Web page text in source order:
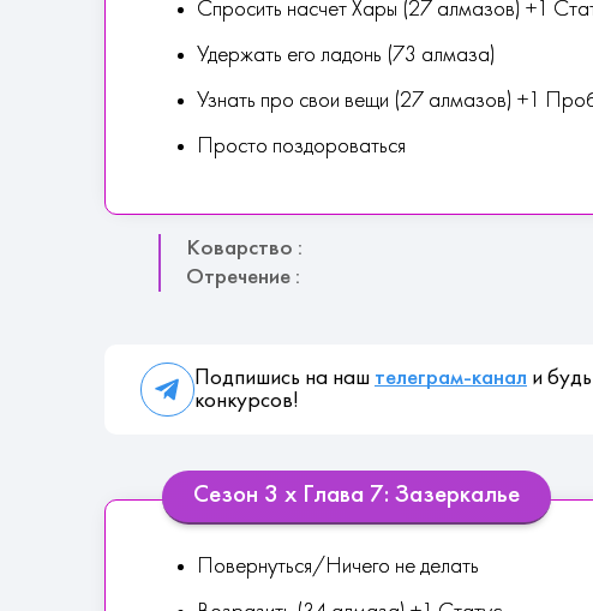
Спросить насчет Хары (27 алмазов) +1
Удержать его ладонь (73 алмаза)
Узнать про свои вещи (27 алмазов) +1
Просто поздороваться
Коварство :
Отречение :
Подпишись на наш телеграм-канал и
конкурсов!
Сезон 3 х Глава 7: Зазеркалье
Повернуться/Ничего не делать